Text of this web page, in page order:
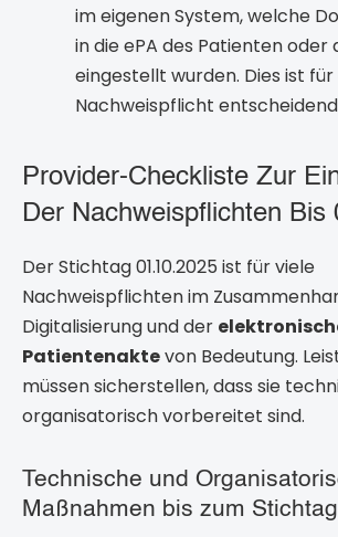
im eigenen System, welche
in die ePA des Patienten oder
eingestellt wurden. Dies ist für
Nachweispflicht
Provider-Checkliste Zur
Der Nachweispflichten Bis
Der Stichtag 01.10.2025 ist für viele
Nachweispflichten im
Digitalisierung und der
Patientenaktevon Bedeutung.
müssen sicherstellen, dass sie
organisatorisch vorbereitet sind.
Technische und
Maßnahmen bis zum